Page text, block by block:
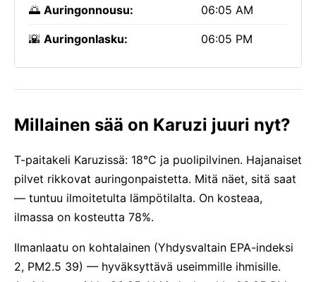
🌅 Auringonnousu: 06:05 AM
🌇 Auringonlasku: 06:05 PM
Millainen sää on Karuzi juuri nyt?
T-paitakeli Karuzissä: 18°C ja puolipilvinen. Hajanaiset
pilvet rikkovat auringonpaistetta. Mitä näet, sitä saat
— tuntuu ilmoitetulta lämpötilalta. On kosteaa,
ilmassa on kosteutta 78%.
Ilmanlaatu on kohtalainen (Yhdysvaltain EPA-indeksi
2, PM2.5 39) — hyväksyttävä useimmille ihmisille.